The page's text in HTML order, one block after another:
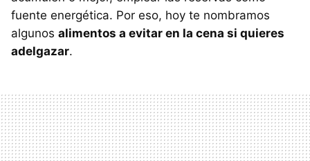
fuente energética. Por eso, hoy te nombramos
algunos alimentos a evitar en la cena si quieres
adelgazar.